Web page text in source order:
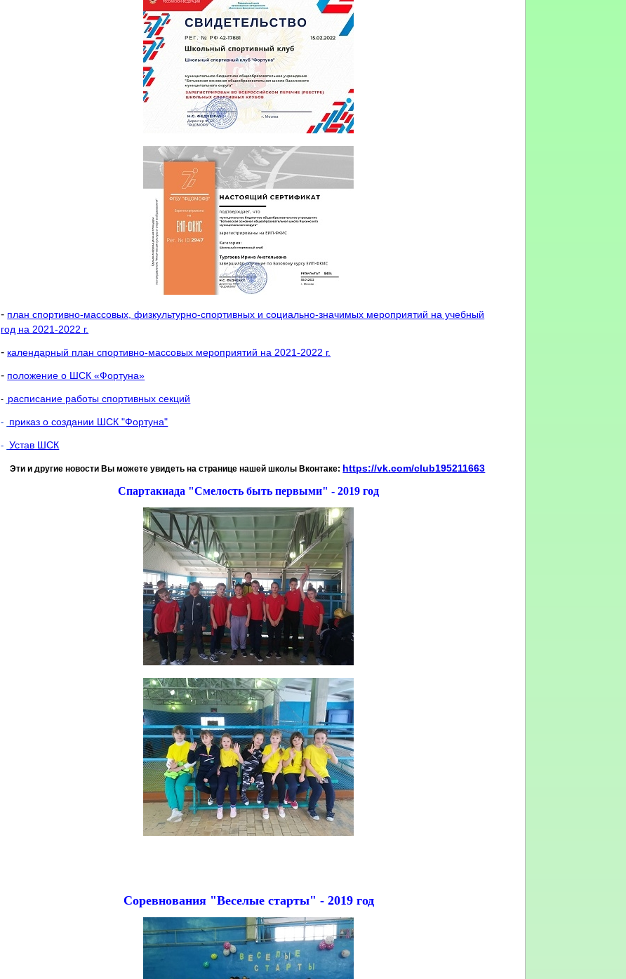
- план спортивно-массовых, физкультурно-спортивных и социально-значимых мероприятий на учебный
год на 2021-2022 г.
- календарный план спортивно-массовых мероприятий на 2021-2022 г.
- положение о ШСК «Фортуна»
- расписание работы спортивных секций
- приказ о создании ШСК "Фортуна"
- Устав ШСК
Эти и другие новости Вы можете увидеть на странице нашей школы Вконтаке: https://vk.com/club195211663
Спартакиада "Смелость быть первыми" - 2019 год
Соревнования "Веселые старты" - 2019 год